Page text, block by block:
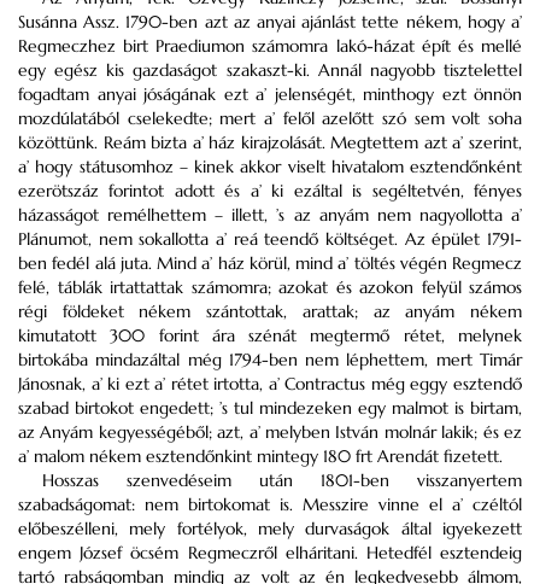
Susánna Assz. 1790-ben azt az anyai ajánlást tette nékem, hogy a’
Regmeczhez birt Praediumon számomra lakó-házat épít és mellé
egy egész kis gazdaságot szakaszt-ki. Annál nagyobb tisztelettel
fogadtam anyai jóságának ezt a’ jelenségét, minthogy ezt önnön
mozdúlatából cselekedte; mert a’ felől azelőtt szó sem volt soha
közöttünk. Reám bizta a’ ház kirajzolását. Megtettem azt a’ szerint,
a’ hogy státusomhoz – kinek akkor viselt hivatalom esztendőnként
ezerötszáz forintot adott és a’ ki ezáltal is segéltetvén, fényes
házasságot remélhettem – illett, ’s az anyám nem nagyollotta a’
Plánumot, nem sokallotta a’ reá teendő költséget. Az épület 1791-
ben fedél alá juta. Mind a’ ház körül, mind a’ töltés végén Regmecz
felé, táblák irtattattak számomra; azokat és azokon felyül számos
régi földeket nékem szántottak, arattak; az anyám nékem
kimutatott 300 forint ára szénát megtermő rétet, melynek
birtokába mindazáltal még 1794-ben nem léphettem, mert Timár
Jánosnak, a’ ki ezt a’ rétet irtotta, a’ Contractus még eggy esztendő
szabad birtokot engedett; ’s tul mindezeken egy malmot is birtam,
az Anyám kegyességéből; azt, a’ melyben István molnár lakik; és ez
a’ malom nékem esztendőnkint mintegy 180 frt Arendát fizetett.
Hosszas szenvedéseim után 1801-ben visszanyertem
szabadságomat: nem birtokomat is. Messzire vinne el a’ czéltól
előbeszélleni, mely fortélyok, mely durvaságok által igyekezett
engem József öcsém Regmeczről elháritani. Hetedfél esztendeig
tartó rabságomban mindig az volt az én legkedvesebb álmom,